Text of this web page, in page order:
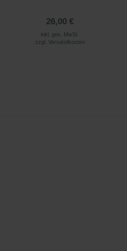
26,00 €
inkl. ges. MwSt.
zzgl. Versandkosten